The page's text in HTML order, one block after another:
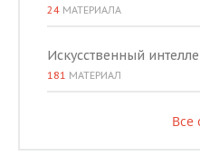
24 МАТЕРИАЛА
Искусственный
181 МАТЕРИАЛ
Все